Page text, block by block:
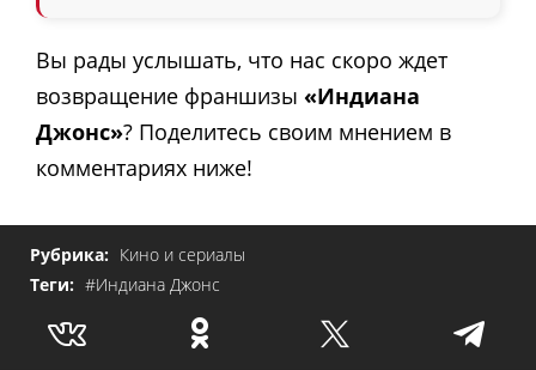
Вы рады услышать, что нас скоро ждет
возвращение франшизы «Индиана
Джонс»? Поделитесь своим мнением в
комментариях ниже!
Рубрика: Кино и сериалы
Теги: #Индиана Джонс